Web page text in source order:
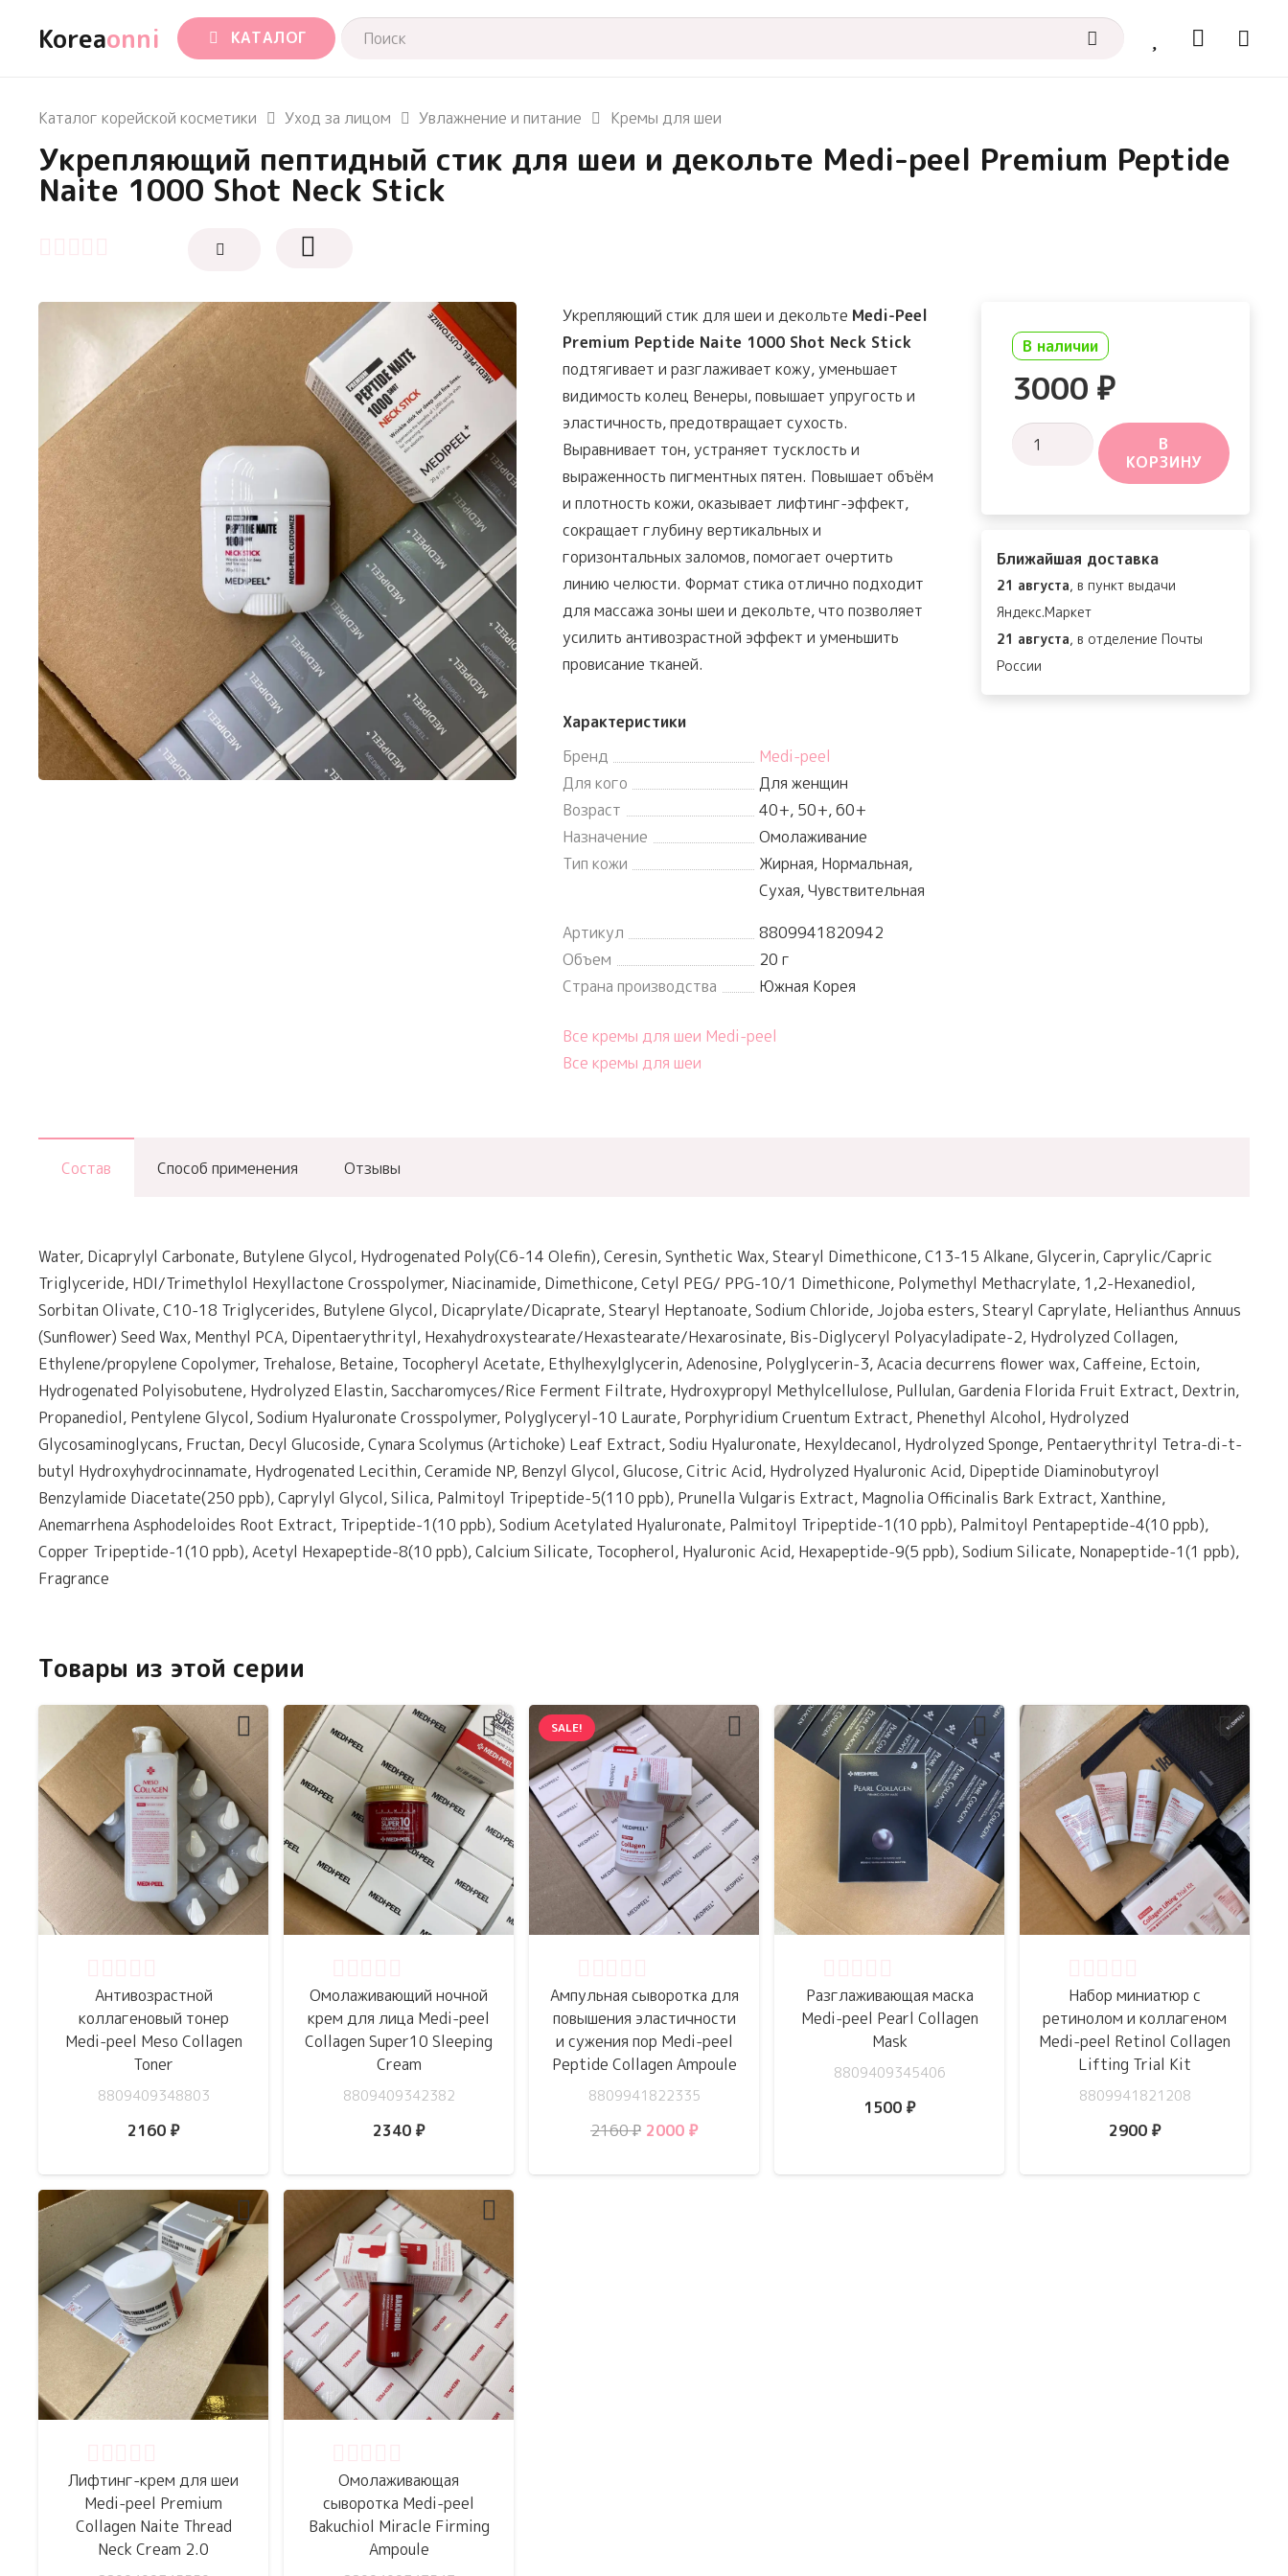
Koreaonni КАТАЛОГ
Каталог корейской косметики Уход за лицом Увлажнение и питание Кремы для шеи
Укрепляющий пептидный стик для шеи и декольте Medi-peel Premium Peptide
Naite 1000 Shot Neck Stick
Укрепляющий стик для шеи и декольте Medi-Peel
Premium Peptide Naite 1000 Shot Neck Stick
подтягивает и разглаживает кожу, уменьшает
видимость колец Венеры, повышает упругость и
эластичность, предотвращает сухость.
Выравнивает тон, устраняет тусклость и
выраженность пигментных пятен. Повышает объём
и плотность кожи, оказывает лифтинг-эффект,
сокращает глубину вертикальных и
горизонтальных заломов, помогает очертить
линию челюсти. Формат стика отлично подходит
для массажа зоны шеи и декольте, что позволяет
усилить антивозрастной эффект и уменьшить
провисание тканей.
Характеристики
Бренд
Medi-peel
Для кого
Для женщин
Возраст
40+, 50+, 60+
Назначение
Омолаживание
Тип кожи
Жирная, Нормальная,
Сухая, Чувствительная
Артикул
8809941820942
Объем
20 г
Страна производства
Южная Корея
Все кремы для шеи Medi-peel
Все кремы для шеи
В наличии
3000 ₽
Количество
Peptide
1000
Shot
Neck
Stick
В
КОРЗИНУ
Ближайшая доставка
21 августа, в пункт выдачи
Яндекс.Маркет
21 августа, в отделение Почты
России
Состав Способ применения Отзывы
Water, Dicaprylyl Carbonate, Butylene Glycol, Hydrogenated Poly(C6-14 Olefin), Ceresin, Synthetic Wax, Stearyl Dimethicone, C13-15 Alkane, Glycerin, Caprylic/Capric
Triglyceride, HDI/Trimethylol Hexyllactone Crosspolymer, Niacinamide, Dimethicone, Cetyl PEG/ PPG-10/1 Dimethicone, Polymethyl Methacrylate, 1,2-Hexanediol,
Sorbitan Olivate, C10-18 Triglycerides, Butylene Glycol, Dicaprylate/Dicaprate, Stearyl Heptanoate, Sodium Chloride, Jojoba esters, Stearyl Caprylate, Helianthus Annuus
(Sunflower) Seed Wax, Menthyl PCA, Dipentaerythrityl, Hexahydroxystearate/Hexastearate/Hexarosinate, Bis-Diglyceryl Polyacyladipate-2, Hydrolyzed Collagen,
Ethylene/propylene Copolymer, Trehalose, Betaine, Tocopheryl Acetate, Ethylhexylglycerin, Adenosine, Polyglycerin-3, Acacia decurrens flower wax, Caffeine, Ectoin,
Hydrogenated Polyisobutene, Hydrolyzed Elastin, Saccharomyces/Rice Ferment Filtrate, Hydroxypropyl Methylcellulose, Pullulan, Gardenia Florida Fruit Extract, Dextrin,
Propanediol, Pentylene Glycol, Sodium Hyaluronate Crosspolymer, Polyglyceryl-10 Laurate, Porphyridium Cruentum Extract, Phenethyl Alcohol, Hydrolyzed
Glycosaminoglycans, Fructan, Decyl Glucoside, Cynara Scolymus (Artichoke) Leaf Extract, Sodiu Hyaluronate, Hexyldecanol, Hydrolyzed Sponge, Pentaerythrityl Tetra-di-t-
butyl Hydroxyhydrocinnamate, Hydrogenated Lecithin, Ceramide NP, Benzyl Glycol, Glucose, Citric Acid, Hydrolyzed Hyaluronic Acid, Dipeptide Diaminobutyroyl
Benzylamide Diacetate(250 ppb), Caprylyl Glycol, Silica, Palmitoyl Tripeptide-5(110 ppb), Prunella Vulgaris Extract, Magnolia Officinalis Bark Extract, Xanthine,
Anemarrhena Asphodeloides Root Extract, Tripeptide-1(10 ppb), Sodium Acetylated Hyaluronate, Palmitoyl Tripeptide-1(10 ppb), Palmitoyl Pentapeptide-4(10 ppb),
Copper Tripeptide-1(10 ppb), Acetyl Hexapeptide-8(10 ppb), Calcium Silicate, Tocopherol, Hyaluronic Acid, Hexapeptide-9(5 ppb), Sodium Silicate, Nonapeptide-1(1 ppb),
Fragrance
Товары из этой серии
Антивозрастной
коллагеновый тонер
Medi-peel Meso Collagen
Toner
8809409348803
2160 ₽
Омолаживающий ночной
крем для лица Medi-peel
Collagen Super10 Sleeping
Cream
8809409342382
2340 ₽
SALE!
Ампульная сыворотка для
повышения эластичности
и сужения пор Medi-peel
Peptide Collagen Ampoule
8809941822335
2160₽ Первоначальная
2000 ₽Текущая
Разглаживающая маска
Medi-peel Pearl Collagen
Mask
8809409345406
1500 ₽
Набор миниатюр с
ретинолом и коллагеном
Medi-peel Retinol Collagen
Lifting Trial Kit
8809941821208
2900 ₽
Лифтинг-крем для шеи
Medi-peel Premium
Collagen Naite Thread
Neck Cream 2.0
Омолаживающая
сыворотка Medi-peel
Bakuchiol Miracle Firming
Ampoule